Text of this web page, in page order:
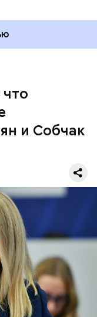
и Собчак
участников
и
данным ФСБ,